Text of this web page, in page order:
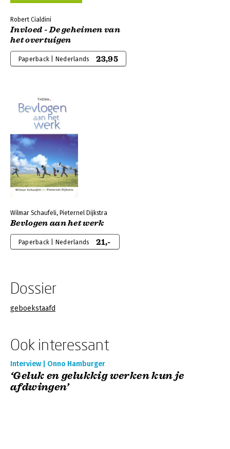
Robert Cialdini
Invloed - De geheimen van
het overtuigen
Paperback | Nederlands 23,95
Wilmar Schaufeli, Pieternel Dijkstra
Bevlogen aan het werk
Paperback | Nederlands 21,-
Dossier
geboekstaafd
Ook interessant
Interview | Onno Hamburger
‘Geluk en gelukkig werken kun je
afdwingen’